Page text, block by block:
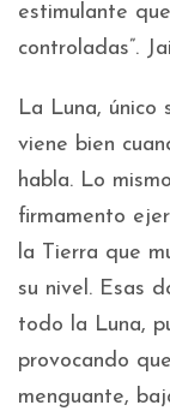
estimulante
controladas”.
La Luna, único
viene bien
habla. Lo
firmamento
la Tierra que
su nivel. Esas
todo la Luna,
provocando
menguante,